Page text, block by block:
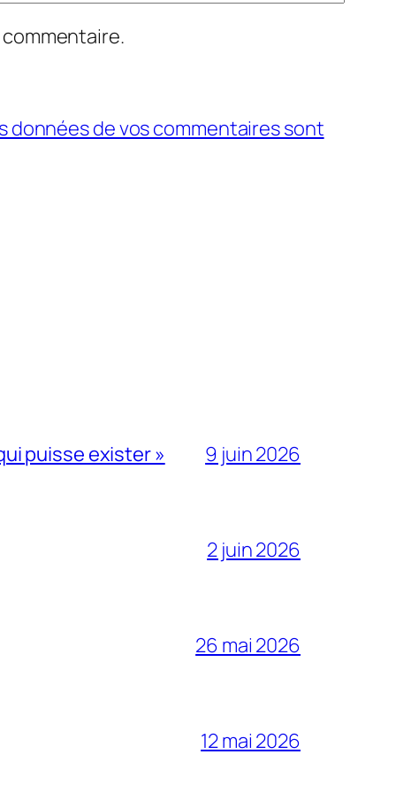
données de vos commentaires sont
puisse exister » 9 juin 2026
2 juin 2026
26 mai 2026
12 mai 2026